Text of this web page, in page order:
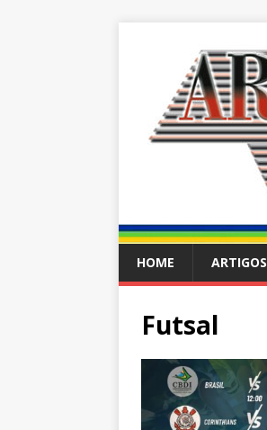
HOME ARTIGOS
Futsal